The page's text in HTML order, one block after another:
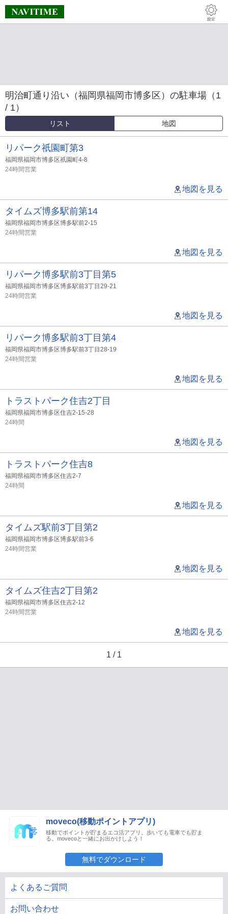
明治町通り沿い（福岡県福岡市博多区）の駐車場（1
/ 1）
リスト 地図
リパーク祇園町第3
福岡県福岡市博多区祇園町4-8
24時間営業
地図を見る
タイムズ博多駅前第14
福岡県福岡市博多区博多駅前2-15
24時間営業
地図を見る
リパーク博多駅前3丁目第5
福岡県福岡市博多区博多駅前3丁目29-21
24時間営業
地図を見る
リパーク博多駅前3丁目第4
福岡県福岡市博多区博多駅前3丁目28-19
24時間営業
地図を見る
トラストパーク住吉2丁目
福岡県福岡市博多区住吉2-15-28
24時間
地図を見る
トラストパーク住吉8
福岡県福岡市博多区住吉2-7
24時間
地図を見る
タイムズ駅前3丁目第2
福岡県福岡市博多区博多駅前3-6
24時間営業
地図を見る
タイムズ住吉2丁目第2
福岡県福岡市博多区住吉2-12
24時間営業
地図を見る
1 / 1
moveco(移動ポイントアプリ)
移動でポイントが貯まるエコ活アプリ。歩いても電車でも貯ま
る。movecoと一緒にお出かけしよう！
無料でダウンロード
よくあるご質問
お問い合わせ